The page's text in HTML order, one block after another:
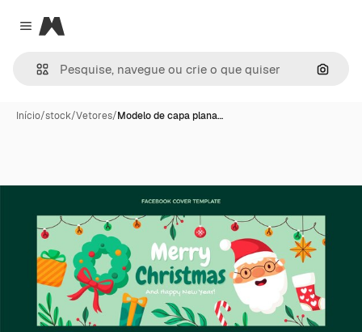
Close menu
Magnific
Início/stock/Vetores/Modelo de capa plana…